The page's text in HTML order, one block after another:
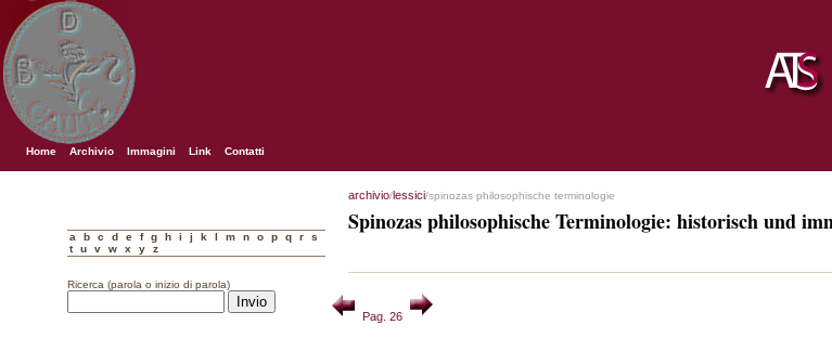
Home Archivio Immagini Link Contatti
a b c d e f g h i j k l m n o p q r
s
t
u v w x y z
Ricerca (parola o inizio di parola)
archivio/lessici/spinozas philosophische terminologie
Spinozas philosophische Terminologie: historisch und
Pag. 26